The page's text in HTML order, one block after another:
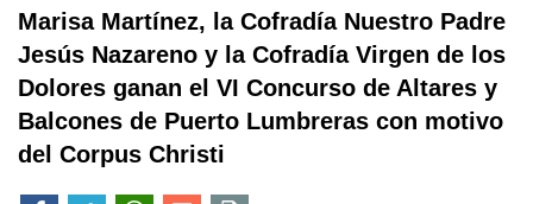
Marisa Martínez, la Cofradía Nuestro Padre
Jesús Nazareno y la Cofradía Virgen de los
Dolores ganan el VI Concurso de Altares y
Balcones de Puerto Lumbreras con motivo
del Corpus Christi